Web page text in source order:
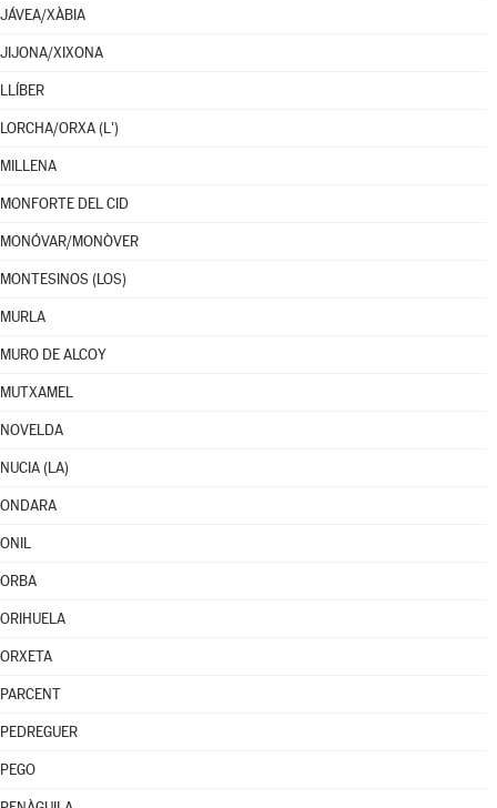
JÁVEA/XÀBIA
JIJONA/XIXONA
LLÍBER
LORCHA/ORXA (L')
MILLENA
MONFORTE DEL CID
MONÓVAR/MONÒVER
MONTESINOS (LOS)
MURLA
MURO DE ALCOY
MUTXAMEL
NOVELDA
NUCIA (LA)
ONDARA
ONIL
ORBA
ORIHUELA
ORXETA
PARCENT
PEDREGUER
PEGO